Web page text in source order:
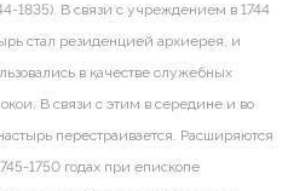
1835). В связи с учреждением в 1744
стал резиденцией архиерея, и
в качестве служебных
В связи с этим в середине и во
перестраивается. Расширяются
1750 годах при епископе